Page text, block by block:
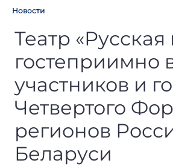
Новости
Театр «Русская
Театр «Русская
гостеприимно
участников и
Четвертого
регионов
Беларуси